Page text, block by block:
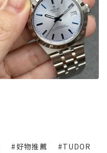
#好物推薦 #TUDOR